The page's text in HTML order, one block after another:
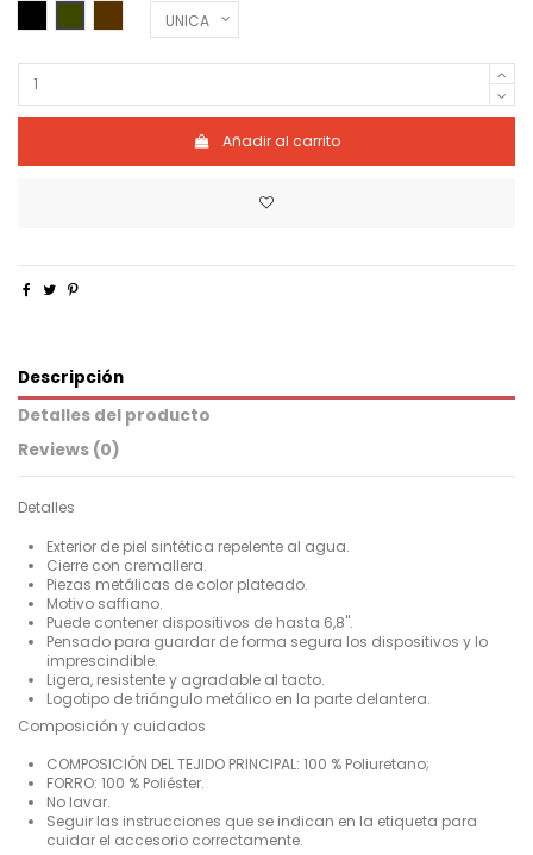
MILITARY GREEN
DARK BROWN
Añadir al carrito
Descripción
Detalles del producto
Reviews (0)
Detalles
Exterior de piel sintética repelente al agua.
Cierre con cremallera.
Piezas metálicas de color plateado.
Motivo saffiano.
Puede contener dispositivos de hasta 6,8''.
Pensado para guardar de forma segura los dispositivos y lo
imprescindible.
Ligera, resistente y agradable al tacto.
Logotipo de triángulo metálico en la parte delantera.
Composición y cuidados
COMPOSICIÓN DEL TEJIDO PRINCIPAL: 100 % Poliuretano;
FORRO: 100 % Poliéster.
No lavar.
Seguir las instrucciones que se indican en la etiqueta para
cuidar el accesorio correctamente.